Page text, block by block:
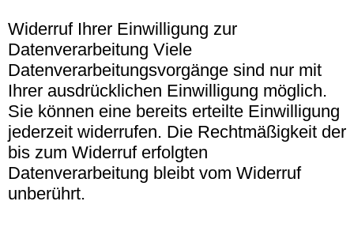
Widerruf Ihrer Einwilligung zur
Datenverarbeitung Viele
Datenverarbeitungsvorgänge sind nur mit
Ihrer ausdrücklichen Einwilligung möglich.
Sie können eine bereits erteilte Einwilligung
jederzeit widerrufen. Die Rechtmäßigkeit der
bis zum Widerruf erfolgten
Datenverarbeitung bleibt vom Widerruf
unberührt.